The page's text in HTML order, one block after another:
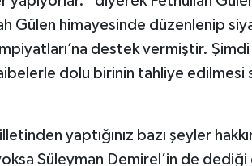
Gülen himayesinde düzenlenip
destek vermiştir. Şimdi
dolu birinin tahliye edilmesi
yaptığınız bazı şeyler
Süleyman Demirel’in de